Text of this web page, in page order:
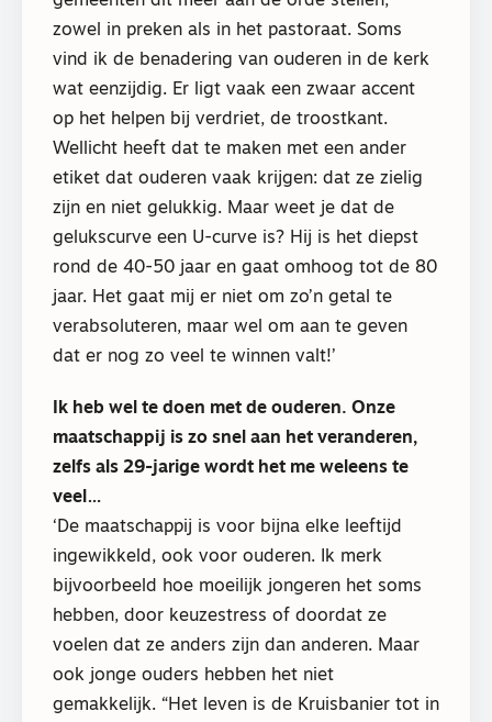
zowel in preken als in het pastoraat. Soms
vind ik de benadering van ouderen in de kerk
wat eenzijdig. Er ligt vaak een zwaar accent
op het helpen bij verdriet, de troostkant.
Wellicht heeft dat te maken met een ander
etiket dat ouderen vaak krijgen: dat ze zielig
zijn en niet gelukkig. Maar weet je dat de
gelukscurve een U-curve is? Hij is het diepst
rond de 40-50 jaar en gaat omhoog tot de 80
jaar. Het gaat mij er niet om zo’n getal te
verabsoluteren, maar wel om aan te geven
dat er nog zo veel te winnen valt!’
Ik heb wel te doen met de ouderen. Onze
maatschappij is zo snel aan het veranderen,
zelfs als 29-jarige wordt het me weleens te
veel…
‘De maatschappij is voor bijna elke leeftijd
ingewikkeld, ook voor ouderen. Ik merk
bijvoorbeeld hoe moeilijk jongeren het soms
hebben, door keuzestress of doordat ze
voelen dat ze anders zijn dan anderen. Maar
ook jonge ouders hebben het niet
gemakkelijk. “Het leven is de Kruisbanier tot in